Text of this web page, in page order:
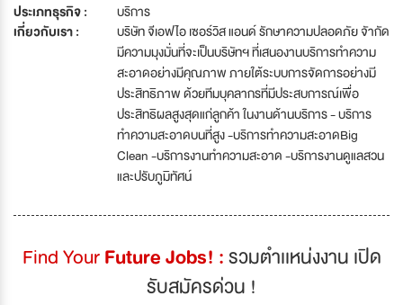
ประเภทธุรกิจ :
บริการ
เกี่ยวกับเรา :
บริษัท จีเอฟไอ เซอร์วิส แอนด์ รักษาความปลอดภัย จัากัด
มีความมุงมั่นที่จะเป็นบริษัทฯ ที่เสนองานบริการทำความ
สะอาดอย่างมีคุณภาพ ภายใต้ระบบการจัดการอย่างมี
ประสิทธิภาพ ด้วยทีมบุคลากรที่มีประสบการณ์เพื่อ
ประสิทธิผลสูงสุดแก่ลูกค้า ในงานด้านบริการ - บริการ
ทำความสะอาดบนที่สูง -บริการทำความสะอาดBig
Clean -บริการงานทำความสะอาด -บริการงานดูแลสวน
และปรับภูมิทัศน์
Find YourFuture Jobs! :รวมตำเเหน่งงาน เปิด
รับสมัครด่วน !